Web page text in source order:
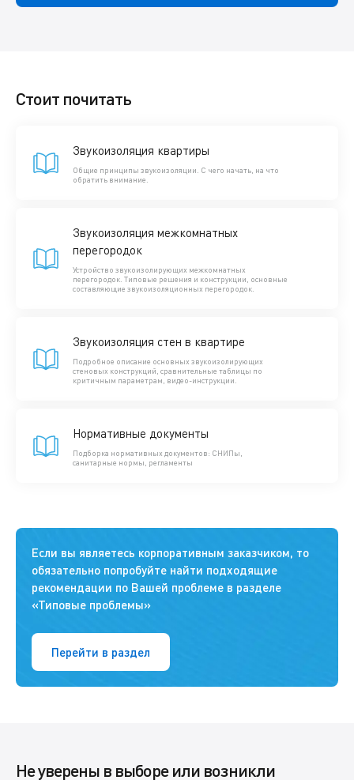
Стоит почитать
Звукоизоляция квартиры
Общие принципы звукоизоляции. С чего начать, на что
обратить внимание.
Звукоизоляция межкомнатных
перегородок
Устройство звукоизолирующих межкомнатных
перегородок. Типовые решения и конструкции, основные
составляющие звукоизоляционных перегородок.
Звукоизоляция стен в квартире
Подробное описание основных звукоизолирующих
стеновых конструкций, сравнительные таблицы по
критичным параметрам, видео-инструкции.
Нормативные документы
Подборка нормативных документов: СНИПы,
санитарные нормы, регламенты
Если вы являетесь корпоративным заказчиком, то
обязательно попробуйте найти подходящие
рекомендации по Вашей проблеме в разделе
«Типовые проблемы»
Перейти в раздел
Не уверены в выборе или возникли